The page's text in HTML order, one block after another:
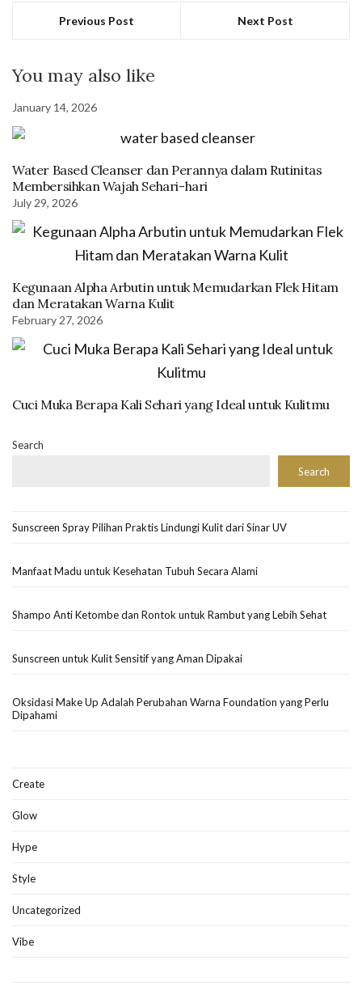
Previous Post Next Post
You may also like
January 14, 2026
Water Based Cleanser dan Perannya dalam Rutinitas
Membersihkan Wajah Sehari-hari
July 29, 2026
Kegunaan Alpha Arbutin untuk Memudarkan Flek Hitam
dan Meratakan Warna Kulit
February 27, 2026
Cuci Muka Berapa Kali Sehari yang Ideal untuk Kulitmu
Search
Search
Sunscreen Spray Pilihan Praktis Lindungi Kulit dari Sinar UV
Manfaat Madu untuk Kesehatan Tubuh Secara Alami
Shampo Anti Ketombe dan Rontok untuk Rambut yang Lebih Sehat
Sunscreen untuk Kulit Sensitif yang Aman Dipakai
Oksidasi Make Up Adalah Perubahan Warna Foundation yang Perlu
Dipahami
Create
Glow
Hype
Style
Uncategorized
Vibe